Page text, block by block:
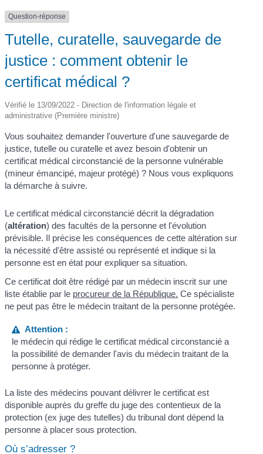
Question-réponse
Tutelle, curatelle, sauvegarde de
justice : comment obtenir le
certificat médical ?
Vérifié le 13/09/2022 - Direction de l'information légale et
administrative (Première ministre)
Vous souhaitez demander l'ouverture d'une sauvegarde de
justice, tutelle ou curatelle et avez besoin d'obtenir un
certificat médical circonstancié de la personne vulnérable
(mineur émancipé, majeur protégé) ? Nous vous expliquons
la démarche à suivre.
Le certificat médical circonstancié décrit la dégradation
(altération) des facultés de la personne et l'évolution
prévisible. Il précise les conséquences de cette altération sur
la nécessité d'être assisté ou représenté et indique si la
personne est en état pour expliquer sa situation.
Ce certificat doit être rédigé par un médecin inscrit sur une
liste établie par le procureur de la République. Ce spécialiste
ne peut pas être le médecin traitant de la personne protégée.
Attention :
le médecin qui rédige le certificat médical circonstancié a
la possibilité de demander l'avis du médecin traitant de la
personne à protéger.
La liste des médecins pouvant délivrer le certificat est
disponible auprès du greffe du juge des contentieux de la
protection (ex juge des tutelles) du tribunal dont dépend la
personne à placer sous protection.
Où s’adresser ?